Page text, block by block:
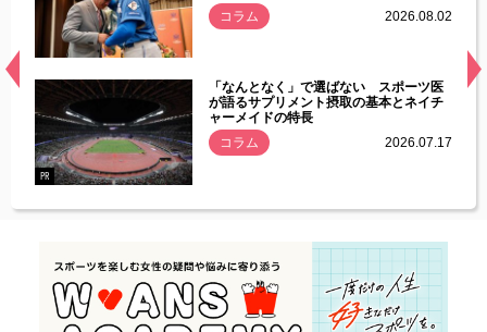
常
コラム
2026.08.02
PR
「なんとなく」で選ばない スポーツ医
が語るサプリメント摂取の基本とネイチ
ャーメイドの特長
コラム
2026.07.17